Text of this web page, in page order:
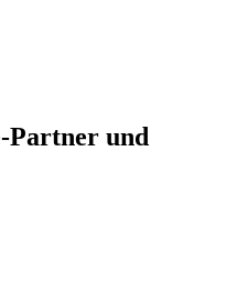
und